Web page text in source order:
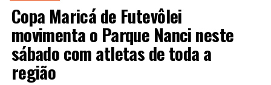
Copa Maricá de Futevôlei
movimenta o Parque Nanci neste
sábado com atletas de toda a
região